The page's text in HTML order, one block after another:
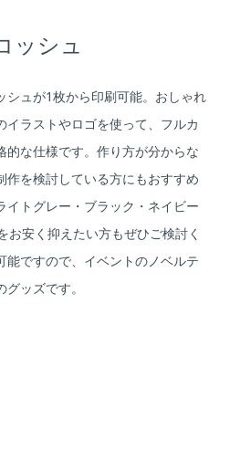
ッシュ
シュが1枚から印刷可能。おしゃれ
イラストやロゴを使って、フルカ
的な仕様です。作り方が分からな
作を検討している方にもおすすめ
イトグレー・ブラック・ネイビー
お安く抑えたい方もぜひご検討く
能ですので、イベントのノベルテ
ッズです。